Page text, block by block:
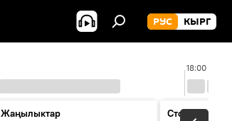
РУС КЫРГ
18:00
Жаңылыктар
Стоп кадр